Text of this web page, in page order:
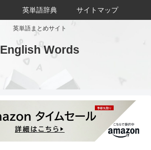
英単語まとめサイト
English Words
英単語辞典 サイトマップ